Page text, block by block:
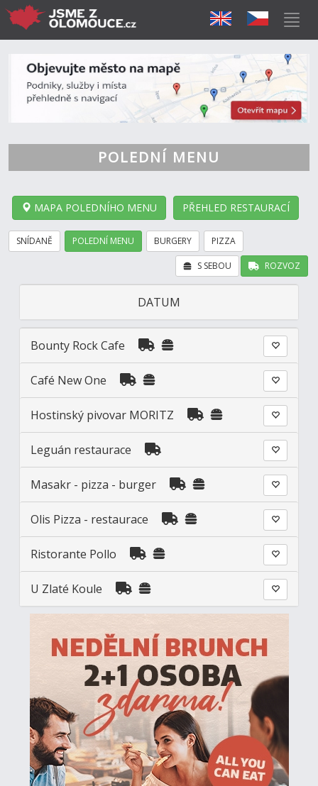
POLEDNÍ MENU
MAPA POLEDNÍHO MENU PŘEHLED RESTAURACÍ
SNÍDANĚ POLEDNÍ MENU BURGERY PIZZA
ROZVOZ
S SEBOU
DATUM
Bounty Rock Cafe
Café New One
Hostinský pivovar MORITZ
Leguán restaurace
Masakr - pizza - burger
Olis Pizza - restaurace
Ristorante Pollo
U Zlaté Koule